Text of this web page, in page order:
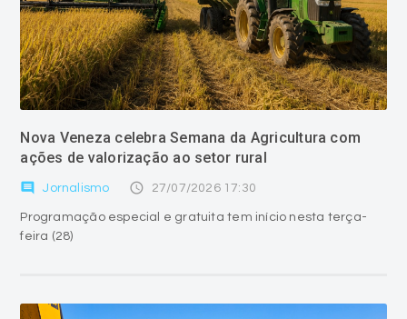
Nova Veneza celebra Semana da Agricultura com
ações de valorização ao setor rural
comment Jornalismo access_time 27/07/2026 17:30
Programação especial e gratuita tem início nesta terça-
feira (28)